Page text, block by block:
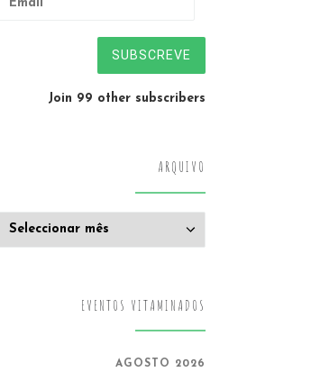
SUBSCREVE
Join 99 other subscribers
ARQUIVO
EVENTOS VITAMINADOS
AGOSTO 2026